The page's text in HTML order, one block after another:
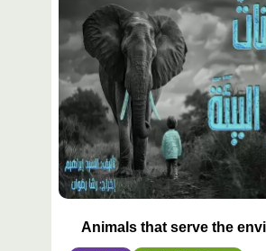
Animals that serve the